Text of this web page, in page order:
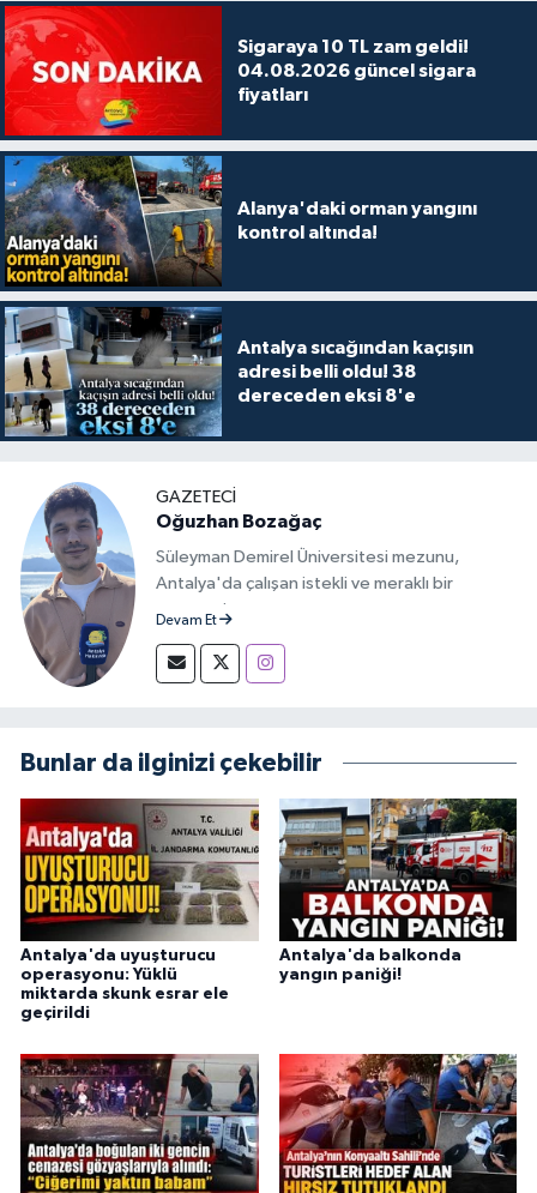
Sigaraya 10 TL zam geldi!
04.08.2026 güncel sigara
fiyatları
Alanya'daki orman yangını
kontrol altında!
Antalya sıcağından kaçışın
adresi belli oldu! 38
dereceden eksi 8'e
GAZETECİ
Oğuzhan Bozağaç
Süleyman Demirel Üniversitesi mezunu,
Antalya'da çalışan istekli ve meraklı bir
gazeteci.
Devam Et
Bunlar da ilginizi çekebilir
Antalya'da uyuşturucu
operasyonu: Yüklü
miktarda skunk esrar ele
geçirildi
Antalya'da balkonda
yangın paniği!